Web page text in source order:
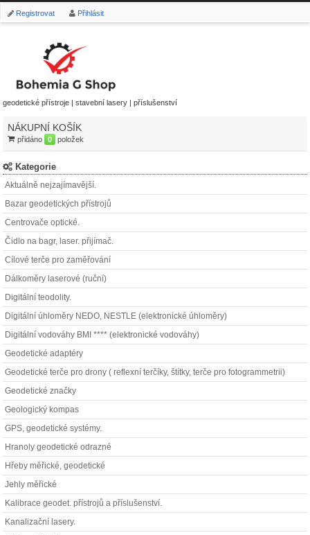
Registrovat Přihlásit
geodetické přístroje | stavební lasery | příslušenství
NÁKUPNÍ KOŠÍK
přidáno 0 položek
Kategorie
Aktuálně nejzajímavější.
Bazar geodetických přístrojů
Centrovače optické.
Čidlo na bagr, laser. přijímač.
Cílové terče pro zaměřování
Dálkoměry laserové (ruční)
Digitální teodolity.
Digitální úhloměry NEDO, NESTLE (elektronické úhloměry)
Digitální vodováhy BMI **** (elektronické vodováhy)
Geodetické adaptéry
Geodetické terče pro drony ( reflexní terčíky, štítky, terče pro fotogrammetrii)
Geodetické značky
Geologický kompas
GPS, geodetické systémy.
Hranoly geodetické odrazné
Hřeby měřické, geodetické
Jehly měřické
Kalibrace geodet. přístrojů a příslušenství.
Kanalizační lasery.